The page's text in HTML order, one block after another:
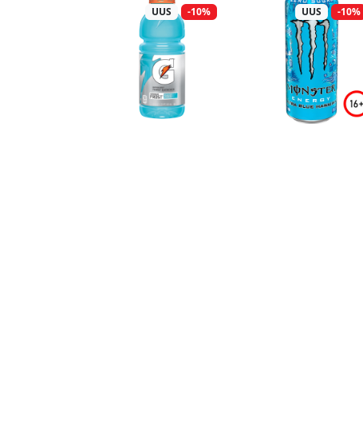
UUS -10% UUS -10%